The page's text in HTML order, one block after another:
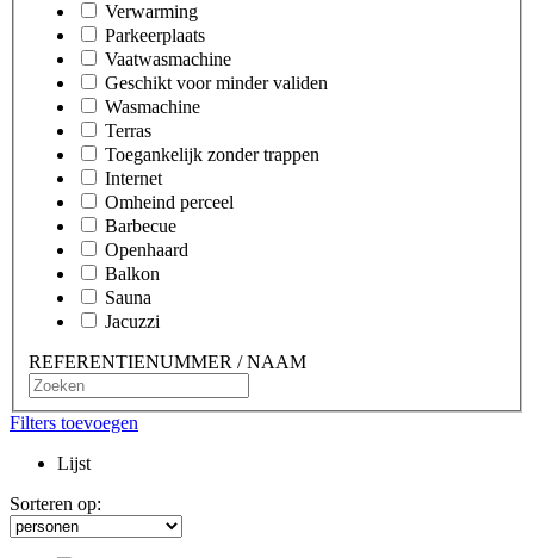
Verwarming
Parkeerplaats
Vaatwasmachine
Geschikt voor minder validen
Wasmachine
Terras
Toegankelijk zonder trappen
Internet
Omheind perceel
Barbecue
Openhaard
Balkon
Sauna
Jacuzzi
REFERENTIENUMMER / NAAM
Filters toevoegen
Lijst
Sorteren op: